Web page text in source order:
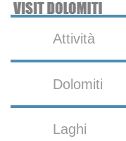
Attività
Dolomiti
Laghi